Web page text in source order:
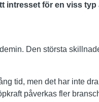
intresset för en viss typ
Den största
tid, men det har inte
påverkas fler